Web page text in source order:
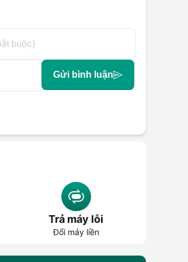
Gửi bình luận
Trả máy lỗi
Đổi máy liền